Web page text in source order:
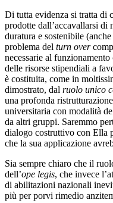
Di tutta evidenza si tratta di
prodotte dall’accavallarsi di
duratura e sostenibile
problema del turn over
necessarie al
delle risorse stipendiali a
è costituita, come in
dimostrato, dal ruolo unico
una profonda
universitaria con modalità
da altri gruppi. Saremmo
dialogo costruttivo con Ella
che la sua applicazione
Sia sempre chiaro che il
dell’ope legis, che invece
di abilitazioni nazionali
più per porvi rimedio